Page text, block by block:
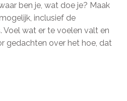
ben je, wat doe je? Maak
inclusief de
Voel wat er te voelen valt en
gedachten over het hoe, dat